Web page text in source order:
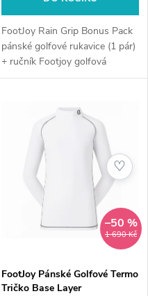
FootJoy Rain Grip Bonus Pack
pánské golfové rukavice (1 pár)
+ ručník Footjoy golfová
rukavice určená do deštivého
části rukavic zajišťuje...
1 690 Kč
–50 %
FootJoy Pánské Golfové Termo
Tričko Base Layer
♡